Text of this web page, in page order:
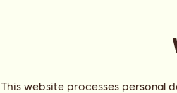
This website processes personal